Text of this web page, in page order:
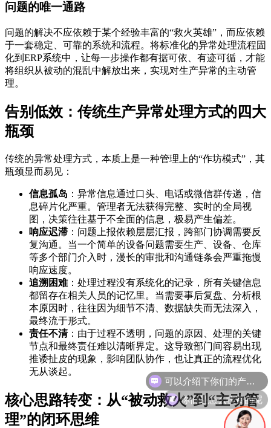
问题的唯一通路
问题的解决不应依赖于某个经验丰富的“救火英雄”，而应依赖
于一套稳定、可靠的系统和流程。将标准化的异常处理流程固
化到ERP系统中，让每一步操作都有据可依、有迹可循，才能
将组织从被动的混乱中解放出来，实现对生产异常的主动管
理。
告别低效：传统生产异常处理方式的四大
瓶颈
传统的异常处理方式，本质上是一种管理上的“作坊模式”，其
瓶颈显而易见：
信息孤岛 ：异常信息通过口头、电话或微信群传递，信
息碎片化严重。管理者无法获得完整、实时的全局视
图，决策往往基于不全面的信息，极易产生偏差。
响应迟滞 ：问题上报依赖层层汇报，跨部门协调需要反
复沟通。当一个简单的设备问题需要生产、设备、仓库
等多个部门介入时，漫长的审批和沟通链条会严重拖慢
响应速度。
追溯困难：处理过程没有系统化的记录，所有关键信息
都留存在相关人员的记忆里。当需要事后复盘、分析根
本原因时，往往因为细节不清、数据缺失而无法深入，
最终流于形式。
责任不清：由于过程不透明，问题的原因、处理的关键
节点和最终责任难以清晰界定。这导致部门间容易出现
推诿扯皮的现象，影响团队协作，也让真正的流程优化
无从谈起。
核心思路转变：从“被动救火”到“主动管
理”的闭环思维
你们是怎么收费的呢